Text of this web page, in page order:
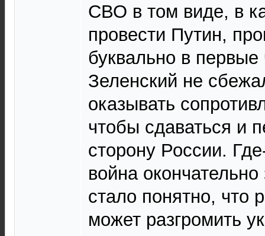
СВО в том виде, в
провести Путин,
буквально в
Зеленский не
оказывать
чтобы сдаваться и
сторону России.
война
стало понятно, что
может разгромить